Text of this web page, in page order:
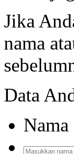
Jika
nama
Data
Nama